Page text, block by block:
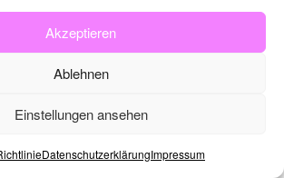
Akzeptieren
Ablehnen
Einstellungen ansehen
DatenschutzerklärungImpressum
Vermeidung
ungünstiger
Klauseln
Optionenwahl